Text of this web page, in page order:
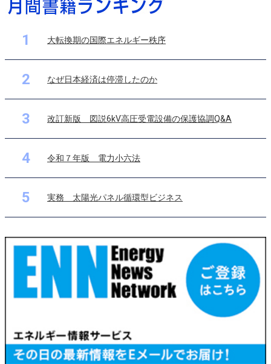
1 大転換期の国際エネルギー秩序
2 なぜ日本経済は停滞したのか
3 改訂新版 図説6kV高圧受電設備の保護協調Q&A
4 令和７年版 電力小六法
5 実務 太陽光パネル循環型ビジネス